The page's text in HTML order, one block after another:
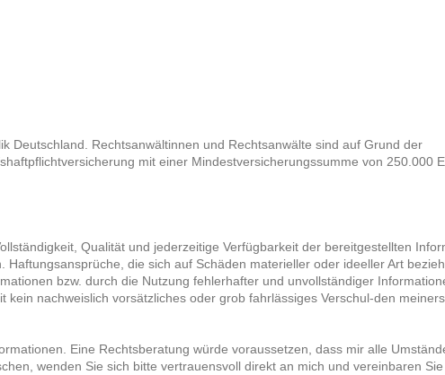
Deutschland. Rechtsanwältinnen und Rechtsanwälte sind auf Grund der
mit einer Mindestversicherungssumme von 250.000
Qualität und jederzeitige Verfügbarkeit der bereitgestellten
die sich auf Schäden materieller oder ideeller Art
bzw. durch die Nutzung fehlerhafter und unvollständiger
nachweislich vorsätzliches oder grob fahrlässiges Verschul-den
Eine Rechtsberatung würde voraussetzen, dass mir alle
wenden Sie sich bitte vertrauensvoll direkt an mich und vereinbaren